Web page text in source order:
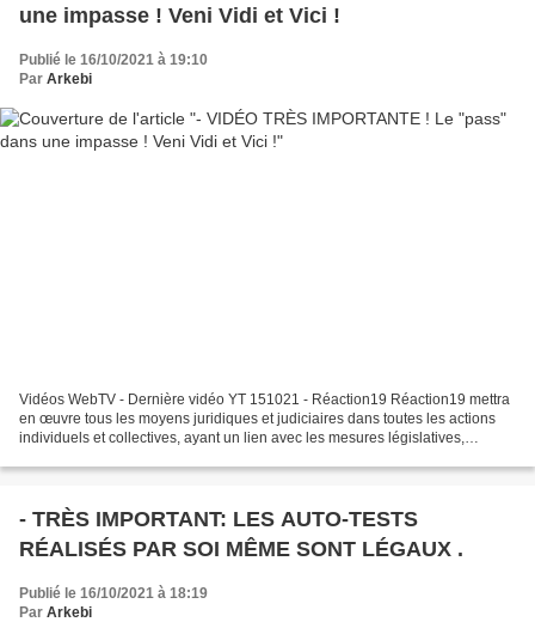
une impasse ! Veni Vidi et Vici !
Publié le 16/10/2021 à 19:10
Par Arkebi
Vidéos WebTV - Dernière vidéo YT 151021 - Réaction19 Réaction19 mettra
en œuvre tous les moyens juridiques et judiciaires dans toutes les actions
individuels et collectives, ayant un lien avec les mesures législatives,
- TRÈS IMPORTANT: LES AUTO-TESTS
RÉALISÉS PAR SOI MÊME SONT LÉGAUX .
Publié le 16/10/2021 à 18:19
Par Arkebi